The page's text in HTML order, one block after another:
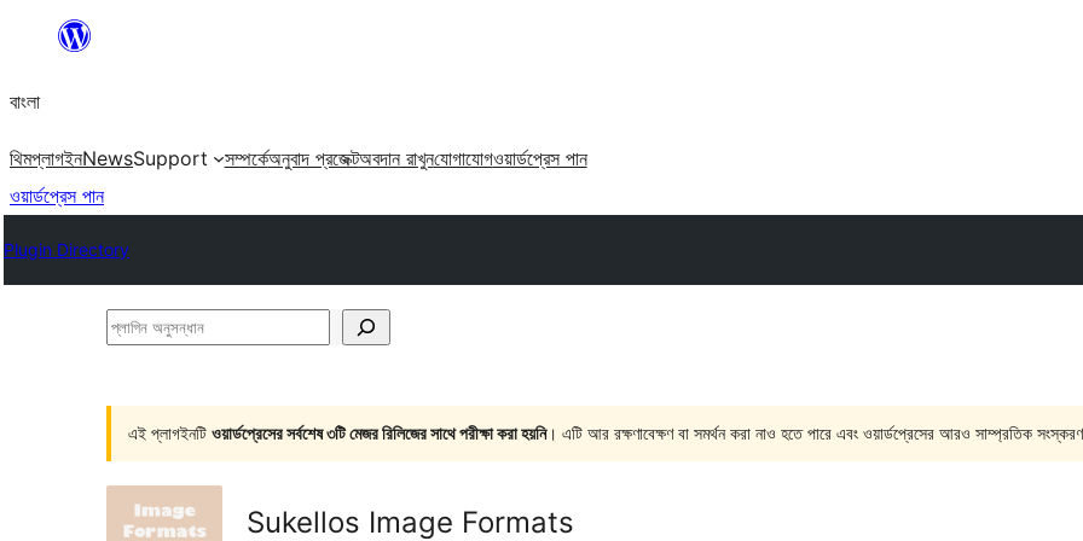
যান
বাংলা
থিমপ্লাগইনNewsSupport সম্পর্কেঅনুবাদ প্রজেক্টঅবদান রাখুনযোগাযোগওয়ার্ডপ্রেস পান
ওয়ার্ডপ্রেস পান
Plugin Directory
প্লাগিন
এই প্লাগইনটি ওয়ার্ডপ্রেসের সর্বশেষ ৩টি মেজর রিলিজের সাথে পরীক্ষা করা হয়নি। এটি আর রক্ষণাবেক্ষণ বা সমর্থন করা নাও হতে পারে এবং ওয়ার্ডপ্রেসের আরও সাম্প্রতিক
Sukellos Image Formats